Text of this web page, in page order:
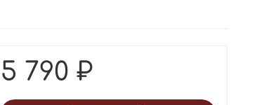
5 790 ₽